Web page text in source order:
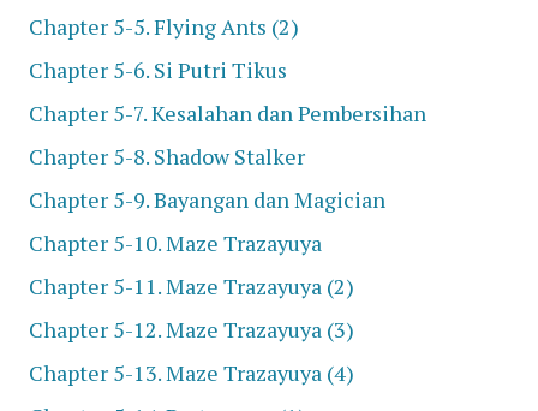
Chapter 5-5. Flying Ants (2)
Chapter 5-6. Si Putri Tikus
Chapter 5-7. Kesalahan dan Pembersihan
Chapter 5-8. Shadow Stalker
Chapter 5-9. Bayangan dan Magician
Chapter 5-10. Maze Trazayuya
Chapter 5-11. Maze Trazayuya (2)
Chapter 5-12. Maze Trazayuya (3)
Chapter 5-13. Maze Trazayuya (4)